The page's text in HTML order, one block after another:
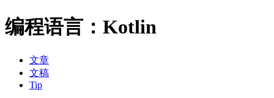
编程语言：Kotlin
文章
文稿
Tip